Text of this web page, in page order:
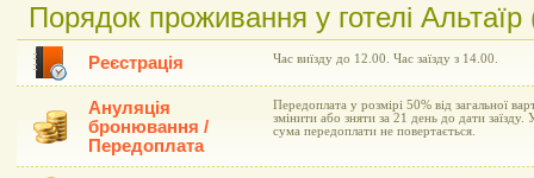
Порядок проживання у готелі
Реєстрація Час виїзду до 12.00. Час заїзду з 14.00.
Ануляція
бронювання /
Передоплата
Передоплата у розмірі 50% від загальної
змінити або зняти за 21 день до дати заїзду.
сума передоплати не повертається.